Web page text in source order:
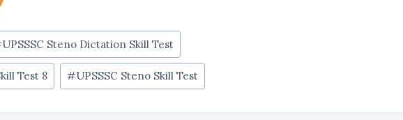
UPSSSC Steno Dictation Skill Test
Test 8 #UPSSSC Steno Skill Test